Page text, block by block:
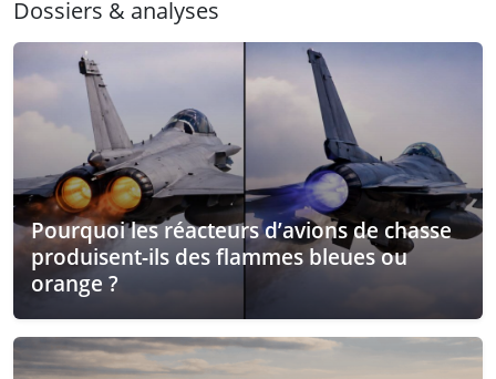
Dossiers & analyses
Pourquoi les réacteurs d’avions de chasse
produisent-ils des flammes bleues ou
orange ?